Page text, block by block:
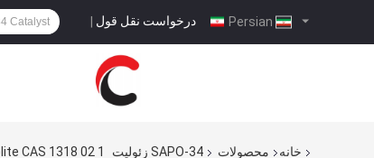
درخواست نقل قول |
خانه محصولات SAPO-34 زئولیت CAS 1318 02 1